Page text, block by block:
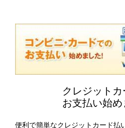
クレジット
お支払い始め
便利で簡単なクレジットカード払